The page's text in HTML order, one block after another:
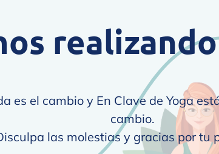
es el cambio y En Clave de Yoga
cambio.
las molestias y gracias por tu